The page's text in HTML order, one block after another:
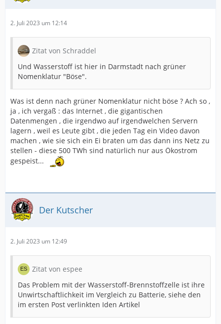
2. Juli 2023 um 12:14
Zitat von Schraddel
Und Wasserstoff ist hier in Darmstadt nach grüner
Nomenklatur "Böse".
Was ist denn nach grüner Nomenklatur nicht böse ? Ach so ,
ja , ich vergaß : das Internet , die gigantischen
Datenmengen , die irgendwo auf irgendwelchen Servern
lagern , weil es Leute gibt , die jeden Tag ein Video davon
machen , wie sie sich ein Ei braten um das dann ins Netz zu
stellen - diese 500 TWh sind natürlich nur aus Ökostrom
gespeist...
Der Kutscher
2. Juli 2023 um 12:49
Zitat von espee
Das Problem mit der Wasserstoff-Brennstoffzelle ist ihre
Unwirtschaftlichkeit im Vergleich zu Batterie, siehe den
im ersten Post verlinkten Iden Artikel